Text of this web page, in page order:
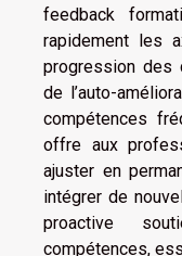
feedback
rapidement les
progression des
de l’auto-
compétences
offre aux
ajuster en
intégrer de
proactive
compétences,